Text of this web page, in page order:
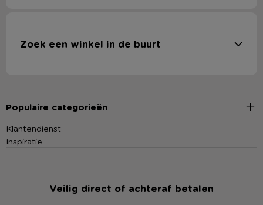
Zoek een winkel in de buurt
Populaire categorieën
Klantendienst
Inspiratie
Veilig direct of achteraf betalen